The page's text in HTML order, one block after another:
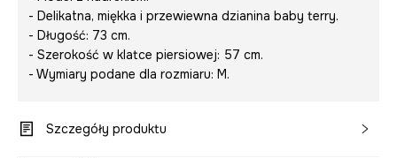
- Delikatna, miękka i przewiewna dzianina baby terry.
- Długość: 73 cm.
- Szerokość w klatce piersiowej: 57 cm.
- Wymiary podane dla rozmiaru: M.
Szczegóły produktu